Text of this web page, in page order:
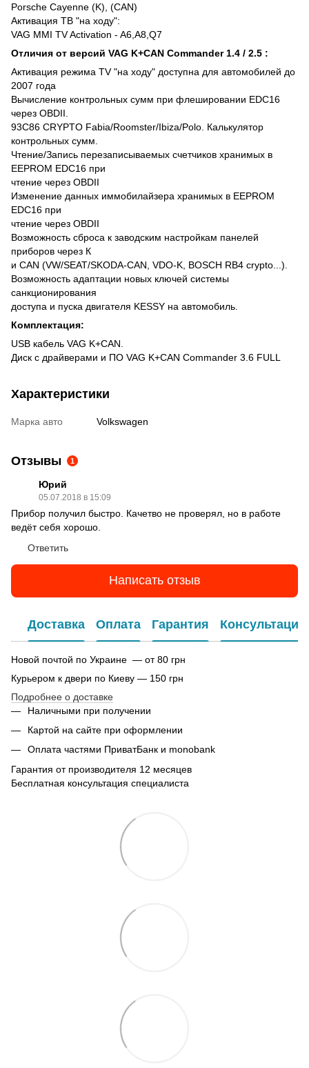
Porsche Cayenne (K), (CAN)
Активация ТВ "на ходу":
VAG MMI TV Activation - A6,A8,Q7
Отличия от версий VAG K+CAN Commander 1.4 / 2.5 :
Активация режима TV "на ходу" доступна для автомобилей до
2007 года
Вычисление контрольных сумм при флешировании EDC16
через OBDII.
93C86 CRYPTO Fabia/Roomster/Ibiza/Polo. Калькулятор
контрольных сумм.
Чтение/Запись перезаписываемых счетчиков хранимых в
EEPROM EDC16 при
чтение через OBDII
Изменение данных иммобилайзера хранимых в EEPROM
EDC16 при
чтение через OBDII
Возможность сброса к заводским настройкам панелей
приборов через К
и CAN (VW/SEAT/SKODA-CAN, VDO-K, BOSCH RB4 crypto...).
Возможность адаптации новых ключей системы
санкционирования
доступа и пуска двигателя KESSY на автомобиль.
Комплектация:
USB кабель VAG K+CAN.
Диск с драйверами и ПО VAG K+CAN Commander 3.6 FULL
Характеристики
Марка авто Volkswagen
Отзывы 1
Юрий
05.07.2018 в 15:09
Прибор получил быстро. Качетво не проверял, но в работе
ведёт себя хорошо.
Ответить
Написать отзыв
Доставка Оплата Гарантия Консультация
Новой почтой по Украине — от 80 грн
Курьером к двери по Киеву — 150 грн
Подробнее о доставке
Наличными при получении
Картой на сайте при оформлении
Оплата частями ПриватБанк и monobank
Гарантия от производителя 12 месяцев
Бесплатная консультация специалиста